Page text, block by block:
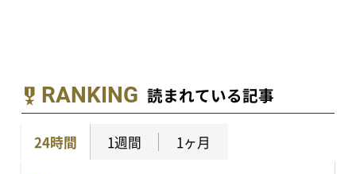
RANKING 読まれている記事
24時間 1週間 1ヶ月